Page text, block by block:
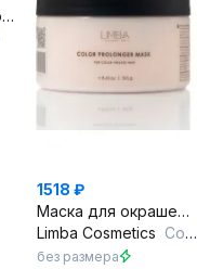
Шампунь и маска для чувствительной кожи головы
1518 ₽
Маска для окрашенных волос с гидролизованным кератином 245 мл
Limba Cosmetics Color Prolonger Mask
без размера